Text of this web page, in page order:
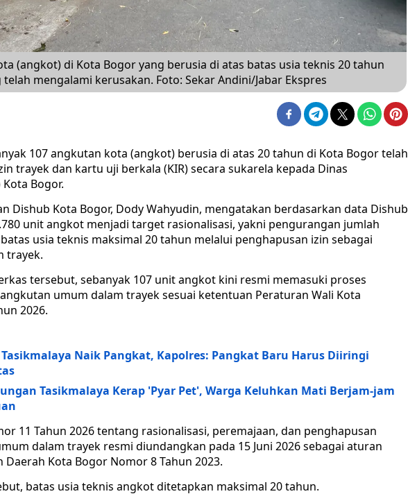
(angkot) di Kota Bogor yang berusia di atas batas usia teknis 20 tahun
mengalami kerusakan. Foto: Sekar Andini/Jabar Ekspres
107 angkutan kota (angkot) berusia di atas 20 tahun di Kota Bogor telah
trayek dan kartu uji berkala (KIR) secara sukarela kepada Dinas
Bogor.
Dishub Kota Bogor, Dody Wahyudin, mengatakan berdasarkan data Dishub
unit angkot menjadi target rasionalisasi, yakni pengurangan jumlah
usia teknis maksimal 20 tahun melalui penghapusan izin sebagai
trayek.
tersebut, sebanyak 107 unit angkot kini resmi memasuki proses
umum dalam trayek sesuai ketentuan Peraturan Wali Kota
2026.
Tasikmalaya Naik Pangkat, Kapolres: Pangkat Baru Harus Diiringi
Tasikmalaya Kerap 'Pyar Pet', Warga Keluhkan Mati Berjam-jam
11 Tahun 2026 tentang rasionalisasi, peremajaan, dan penghapusan
dalam trayek resmi diundangkan pada 15 Juni 2026 sebagai aturan
Kota Bogor Nomor 8 Tahun 2023.
batas usia teknis angkot ditetapkan maksimal 20 tahun.